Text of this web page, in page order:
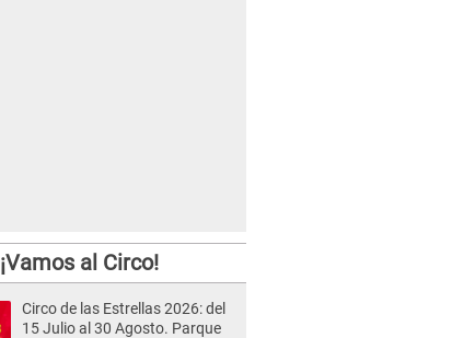
¡Vamos al Circo!
Circo de las Estrellas 2026: del
15 Julio al 30 Agosto. Parque